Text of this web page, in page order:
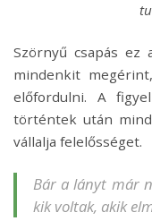
Szörnyű csapás ez
mindenkit
előfordulni. A
történtek után
vállalja felelősséget.
Bár a lányt már
kik voltak, akik